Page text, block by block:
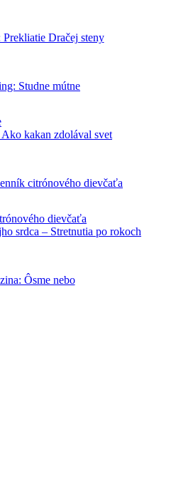
Dračej steny
Studne mútne
kakan zdolával svet
citrónového dievčaťa
srdca – Stretnutia po rokoch
Ôsme nebo